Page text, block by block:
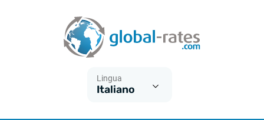
Lingua
Italiano
Cos'è l'inflazione CPI?
Cos'è l'inflazione HICP?
Tassi storici Euribor
Calcolatore dell’inflazione